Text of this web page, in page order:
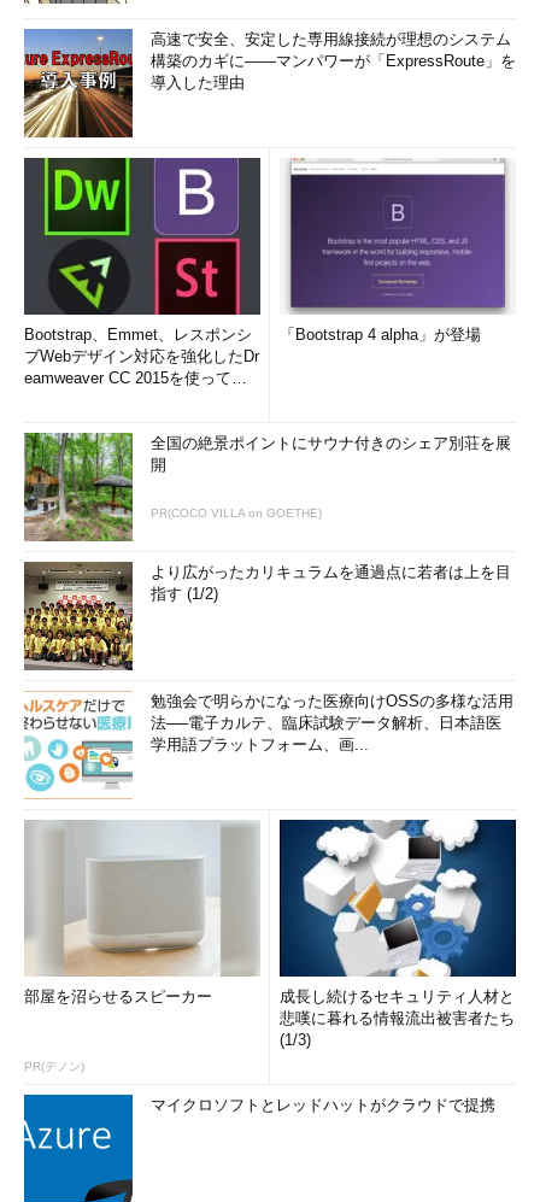
高速で安全、安定した専用線接続が理想のシステム
構築のカギに――マンパワーが「ExpressRoute」を
導入した理由
Bootstrap、Emmet、レスポンシ
ブWebデザイン対応を強化したDr
eamweaver CC 2015を使って
「Bootstrap 4 alpha」が登場
全国の絶景ポイントにサウナ付きのシェア別荘を展
開
PR(COCO VILLA on GOETHE)
より広がったカリキュラムを通過点に若者は上を目
指す (1/2)
勉強会で明らかになった医療向けOSSの多様な活用
法──電子カルテ、臨床試験データ解析、日本語医
学用語プラットフォーム、画...
部屋を沼らせるスピーカー
PR(デノン)
成長し続けるセキュリティ人材と
悲嘆に暮れる情報流出被害者たち
(1/3)
マイクロソフトとレッドハットがクラウドで提携